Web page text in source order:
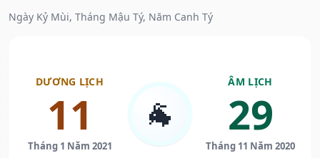
Ngày Kỷ Mùi, Tháng Mậu Tý, Năm Canh Tý
DƯƠNG LỊCH
11
Tháng 1 Năm 2021
🐐
ÂM LỊCH
29
Tháng 11 Năm 2020